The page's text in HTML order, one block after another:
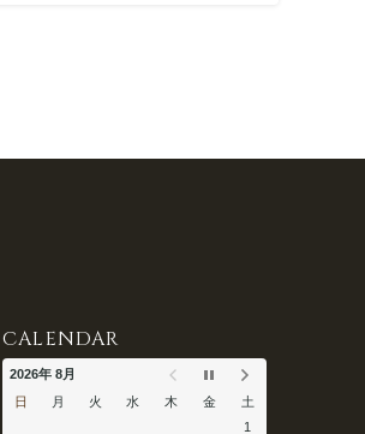
CALENDAR
2026年 8月
日
月 火 水 木 金
土
1